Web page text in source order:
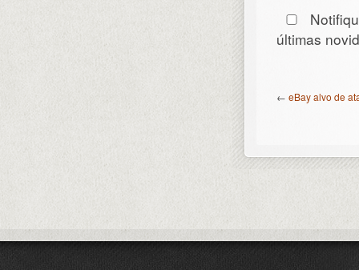
últimas
← eBay alvo de